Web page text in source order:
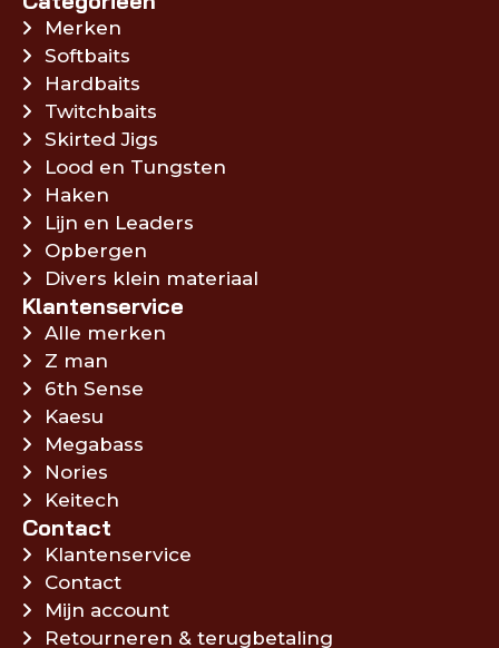
Merken
Softbaits
Hardbaits
Twitchbaits
Skirted Jigs
Lood en Tungsten
Haken
Lijn en Leaders
Opbergen
Divers klein materiaal
Klantenservice
Alle merken
Z man
6th Sense
Kaesu
Megabass
Nories
Keitech
Contact
Klantenservice
Contact
Mijn account
Retourneren & terugbetaling